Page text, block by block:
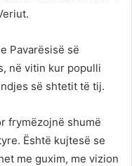
Pavarësisë së
në vitin kur populli
së shtetit të tij.
frymëzojnë shumë
Është kujtesë se
me guxim, me vizion